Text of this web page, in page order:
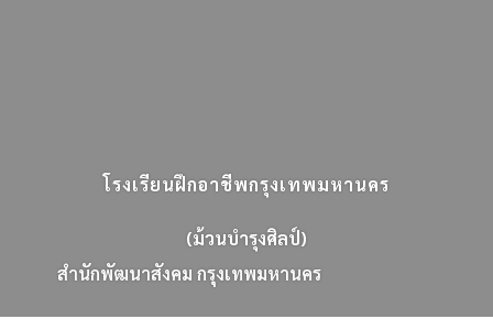
โรงเรียนฝึกอาชีพกรุงเทพมหานคร
(ม้วนบำรุงศิลป์)
สนกพฒนาสงคม กรงเทพมหานคร